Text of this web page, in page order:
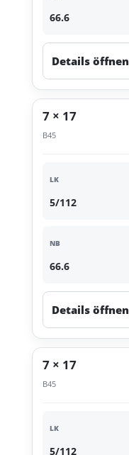
66.6
Details öffnen
7 × 17
B45
LK
5/112
NB
66.6
Details öffnen
7 × 17
B45
LK
5/112